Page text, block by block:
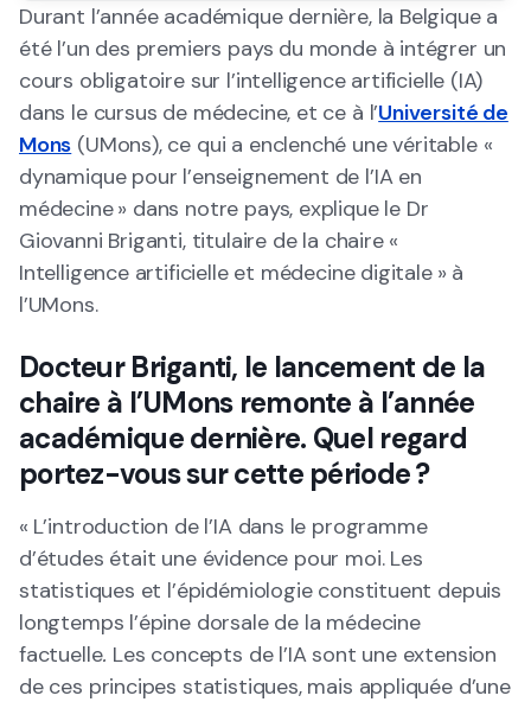
Durant l’année académique dernière, la Belgique a
été l’un des premiers pays du monde à intégrer un
cours obligatoire sur l’intelligence artificielle (IA)
dans le cursus de médecine, et ce à l’Université de
Mons (UMons), ce qui a enclenché une véritable «
dynamique pour l’enseignement de l’IA en
médecine » dans notre pays, explique le Dr
Giovanni Briganti, titulaire de la chaire «
Intelligence artificielle et médecine digitale » à
l’UMons.
Docteur Briganti, le lancement de la
chaire à l’UMons remonte à l’année
académique dernière. Quel regard
portez-vous sur cette période ?
« L’introduction de l’IA dans le programme
d’études était une évidence pour moi. Les
statistiques et l’épidémiologie constituent depuis
longtemps l’épine dorsale de la médecine
factuelle. Les concepts de l’IA sont une extension
de ces principes statistiques, mais appliquée d’une